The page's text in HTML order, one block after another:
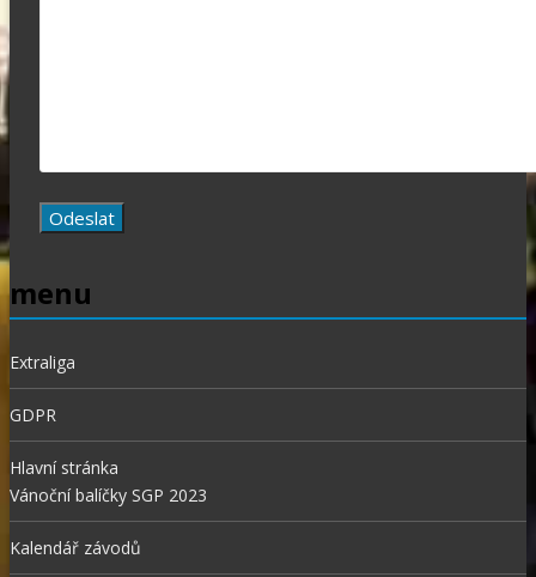
menu
Extraliga
GDPR
Hlavní stránka
Vánoční balíčky SGP 2023
Kalendář závodů